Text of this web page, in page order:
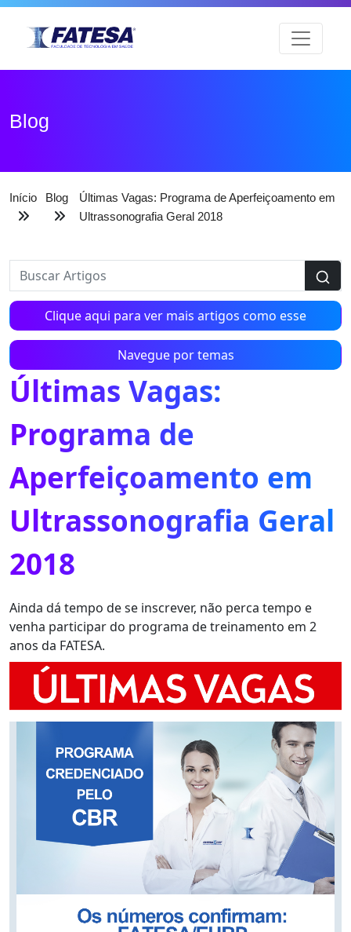
Blog
Início Blog
Últimas Vagas: Programa de Aperfeiçoamento em
Ultrassonografia Geral 2018
Clique aqui para ver mais artigos como esse
Navegue por temas
Últimas Vagas:
Programa de
Aperfeiçoamento em
Ultrassonografia Geral
2018
Ainda dá tempo de se inscrever, não perca tempo e
venha participar do programa de treinamento em 2
anos da FATESA.